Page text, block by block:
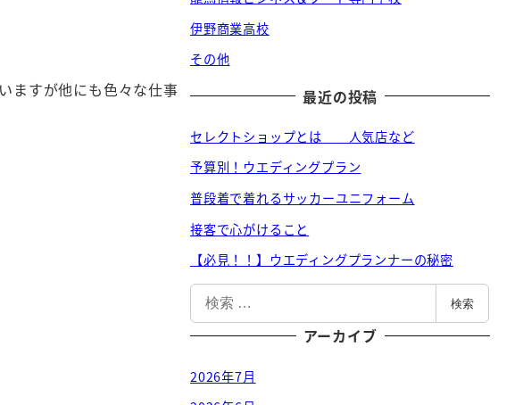
ますが他にも色々な仕事
伊野商業高校
その他
最近の投稿
セレクトショップとは 人気店など
予算別！ウエディングプラン
普段着で着れるサッカーユニフォーム
接客で心がけること
【必見！！】ウエディングプランナーの秘密
索
検索
アーカイブ
2026年7月